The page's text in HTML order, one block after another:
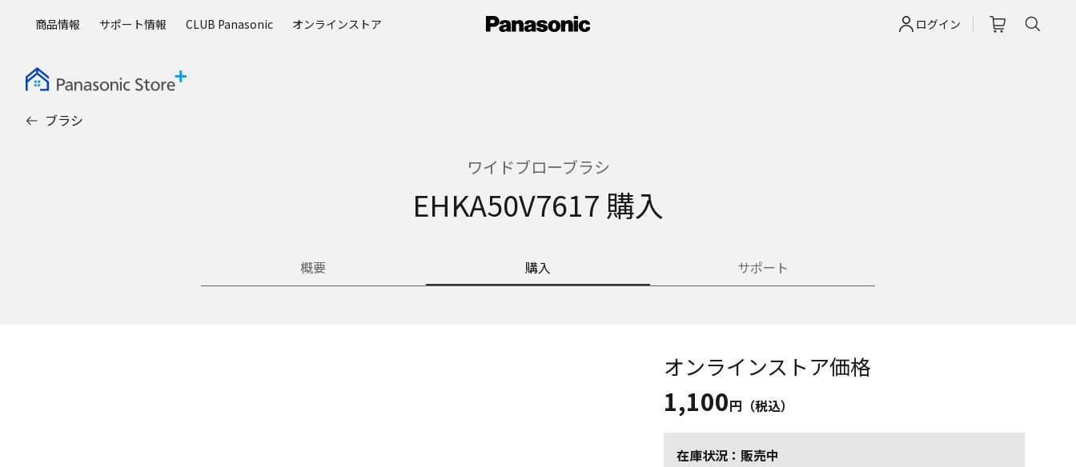
ログイン
商品情報 サポート情報 CLUB Panasonic オンラインストア
ブラシ
ワイドブローブラシ
EHKA50V7617 購入
概要 購入 サポート
オンラインストア価格
1,100円（税込）
在庫状況：販売中